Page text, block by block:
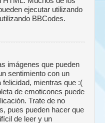
ejecutar utilizando
BBCodes.
imágenes que pueden
sentimiento con un
felicidad, mientras que :(
de emoticones puede
Trate de no
pues pueden hacer que
de leer y un